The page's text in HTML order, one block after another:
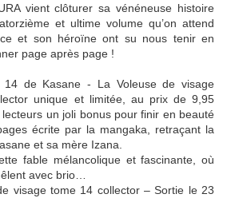
vient clôturer sa vénéneuse histoire
et ultime volume qu’on attend
et son héroïne ont su nous tenir en
page après page !
14 de Kasane - La Voleuse de visage
unique et limitée, au prix de 9,95
un joli bonus pour finir en beauté
écrite par la mangaka, retraçant la
et sa mère Izana.
fable mélancolique et fascinante, où
avec brio…
visage tome 14 collector – Sortie le 23